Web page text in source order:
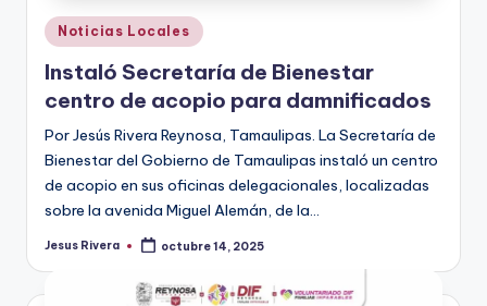
Publicado
en
Noticias Locales
Instaló Secretaría de Bienestar
centro de acopio para damnificados
Por Jesús Rivera Reynosa, Tamaulipas. La Secretaría de
Bienestar del Gobierno de Tamaulipas instaló un centro
de acopio en sus oficinas delegacionales, localizadas
sobre la avenida Miguel Alemán, de la…
Publicado
Jesus Rivera octubre 14, 2025